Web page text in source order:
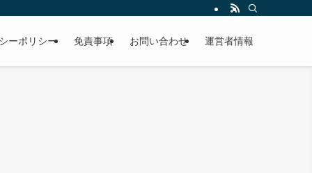
ーポリシー 免責事項 お問い合わせ 運営者情報